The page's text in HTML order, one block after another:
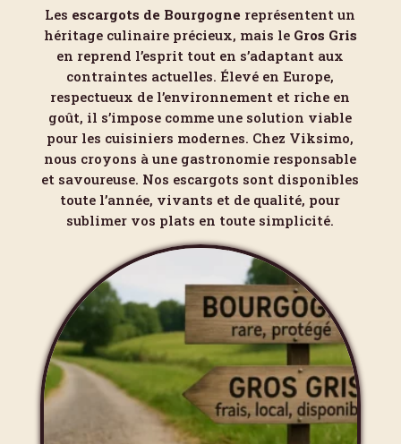
Les escargots de Bourgogne représentent un
héritage culinaire précieux, mais le Gros Gris
en reprend l’esprit tout en s’adaptant aux
contraintes actuelles. Élevé en Europe,
respectueux de l’environnement et riche en
goût, il s’impose comme une solution viable
pour les cuisiniers modernes. Chez Viksimo,
nous croyons à une gastronomie responsable
et savoureuse. Nos escargots sont disponibles
toute l’année, vivants et de qualité, pour
sublimer vos plats en toute simplicité.